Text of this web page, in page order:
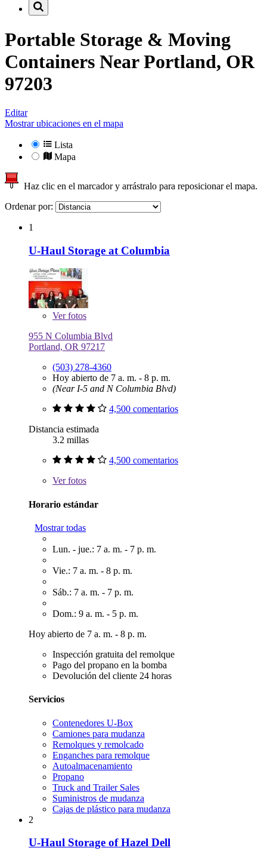
Portable Storage & Moving
Containers NearPortland, OR
97203
Editar
Mostrar ubicaciones en el mapa
Lista
Mapa
Haz clic en el marcador y arrástralo para reposicionar el mapa.
Ordenar por:
1
U-Haul Storage at Columbia
Verfotos
955 N Columbia Blvd
Portland, OR 97217
(503) 278-4360
Hoy abierto de 7 a. m. - 8 p. m.
(Near I-5 and N Columbia Blvd)
4,500 comentarios
Distancia estimada
3.2 millas
4,500 comentarios
Verfotos
Horario estándar
Mostrar todas
Lun. - jue.: 7 a. m. - 7 p. m.
Vie.: 7 a. m. - 8 p. m.
Sáb.: 7 a. m. - 7 p. m.
Dom.: 9 a. m. - 5 p. m.
Hoy abierto de 7 a. m. - 8 p. m.
Inspección gratuita del remolque
Pago del propano en la bomba
Devolución del cliente 24 horas
Servicios
Contenedores U-Box
Camiones para mudanza
Remolques y remolcado
Enganches para remolque
Autoalmacenamiento
Propano
Truck and Trailer Sales
Suministros de mudanza
Cajas de plástico para mudanza
2
U-Haul Storage of Hazel Dell